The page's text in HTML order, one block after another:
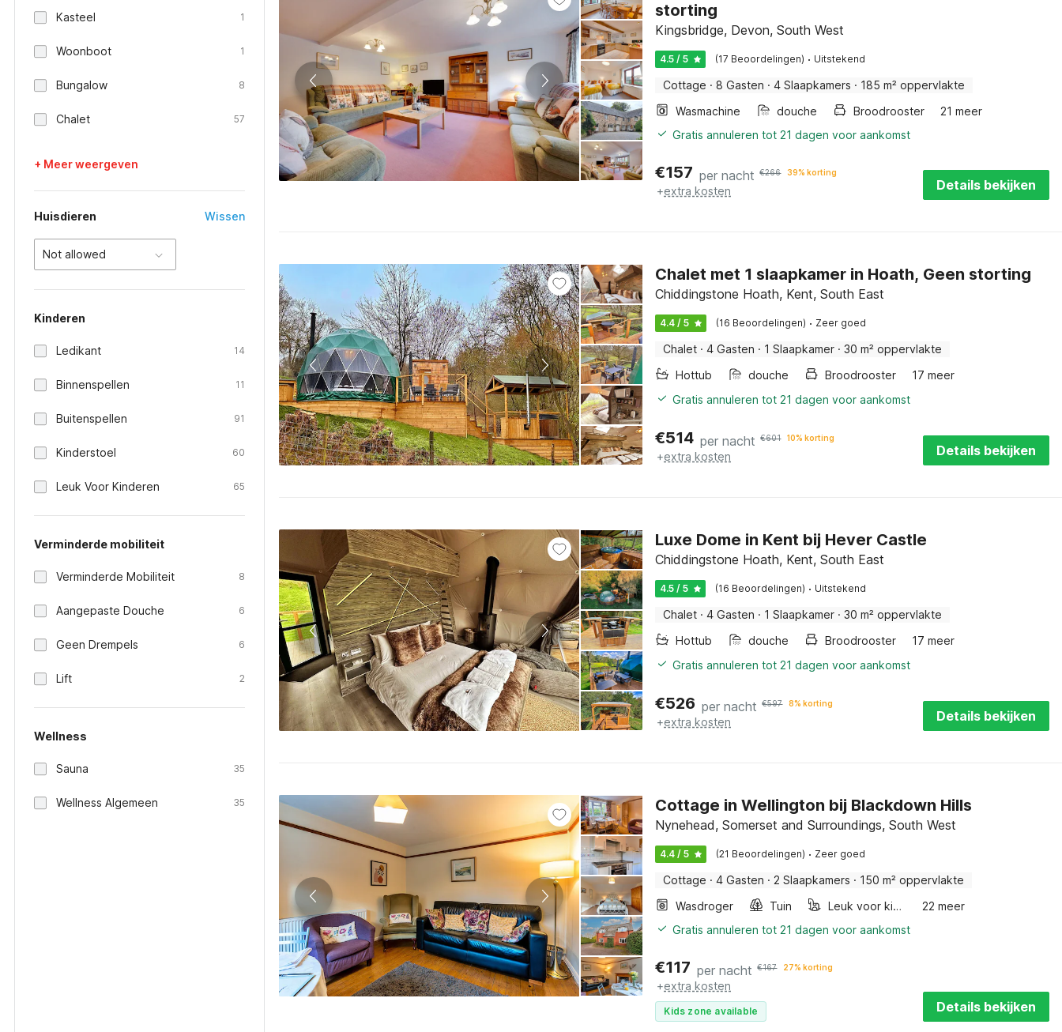
Kasteel 1
Woonboot 1
Bungalow 8
Chalet 57
+ Meer weergeven
Huisdieren Wissen
Not allowed
Kinderen
Ledikant 14
Binnenspellen 11
Buitenspellen 91
Kinderstoel 60
Leuk Voor Kinderen 65
Verminderde mobiliteit
Verminderde Mobiliteit 8
Aangepaste Douche 6
Geen Drempels 6
Lift 2
Wellness
Sauna 35
Wellness Algemeen 35
storting
Kingsbridge, Devon, South West
4.5 / 5 (17 Beoordelingen) · Uitstekend
Cottage · 8 Gasten · 4 Slaapkamers · 185 m² oppervlakte
Wasmachine
douche Broodrooster
21 meer
Gratis annuleren tot 21 dagen voor aankomst
€157 per nacht €266 39% korting
+extra kosten Details bekijken
Chalet met 1 slaapkamer in Hoath, Geen storting
Chiddingstone Hoath, Kent, South East
4.4 / 5 (16 Beoordelingen) · Zeer goed
Chalet · 4 Gasten · 1 Slaapkamer · 30 m² oppervlakte
Hottub
douche Broodrooster
17 meer
Gratis annuleren tot 21 dagen voor aankomst
€514 per nacht €601 10% korting
+extra kosten Details bekijken
Luxe Dome in Kent bij Hever Castle
Chiddingstone Hoath, Kent, South East
4.5 / 5 (16 Beoordelingen) · Uitstekend
Chalet · 4 Gasten · 1 Slaapkamer · 30 m² oppervlakte
Hottub
douche Broodrooster
17 meer
Gratis annuleren tot 21 dagen voor aankomst
€526 per nacht €597 8% korting
+extra kosten Details bekijken
Cottage in Wellington bij Blackdown Hills
Nynehead, Somerset and Surroundings, South West
4.4 / 5 (21 Beoordelingen) · Zeer goed
Cottage · 4 Gasten · 2 Slaapkamers · 150 m² oppervlakte
Wasdroger
Tuin Leuk voor kinderen
22 meer
Gratis annuleren tot 21 dagen voor aankomst
€117 per nacht €167 27% korting
+extra kosten
Kids zone available Details bekijken